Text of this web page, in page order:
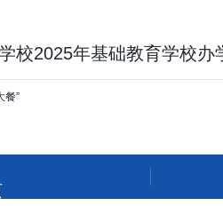
校2025年基础教育学校办